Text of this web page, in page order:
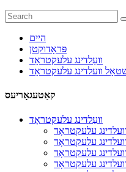
היים
פּראָדוקטן
וועַלדינג עלעקטראָד
וועלדינג עלעקטראָד
קאַטעגאָריעס
וועַלדינג עלעקטראָד
עלעקטראָד
עלעקטראָד
וועלדינג עלעקטראָד
עלעקטראָד